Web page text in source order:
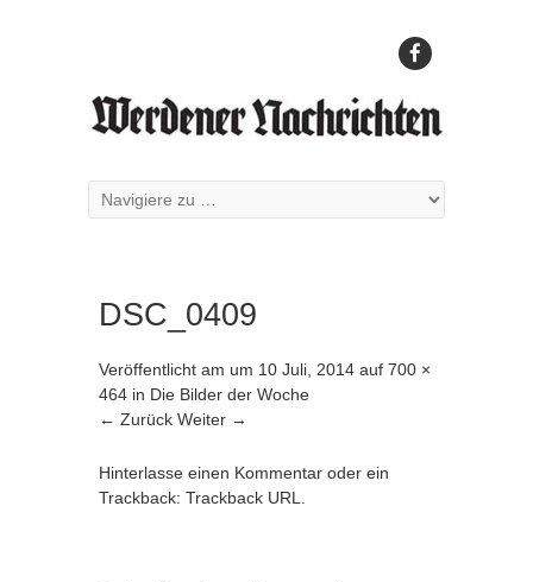
DSC_0409
Veröffentlicht am um 10 Juli, 2014 auf 700 ×
464 in Die Bilder der Woche
← Zurück Weiter →
Hinterlasse einen Kommentar oder ein
Trackback: Trackback URL